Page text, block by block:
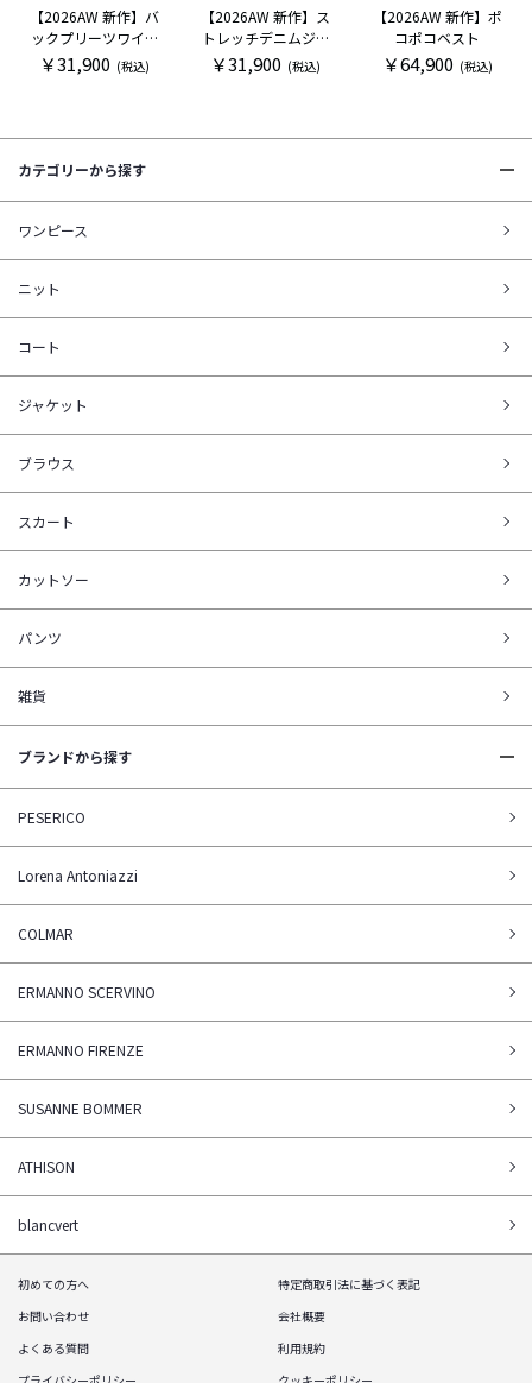
【2026AW 新作】バ
ックプリーツワイド
パンツ
￥31,900 (税込)
【2026AW 新作】ス
トレッチデニムジョ
ガー
￥31,900 (税込)
【2026AW 新作】ポ
コポコベスト
￥64,900 (税込)
カテゴリーから探す
ワンピース
ニット
コート
ジャケット
ブラウス
スカート
カットソー
パンツ
雑貨
ブランドから探す
PESERICO
Lorena Antoniazzi
COLMAR
ERMANNO SCERVINO
ERMANNO FIRENZE
SUSANNE BOMMER
ATHISON
blancvert
初めての方へ
特定商取引法に基づく表記
お問い合わせ
会社概要
よくある質問
利用規約